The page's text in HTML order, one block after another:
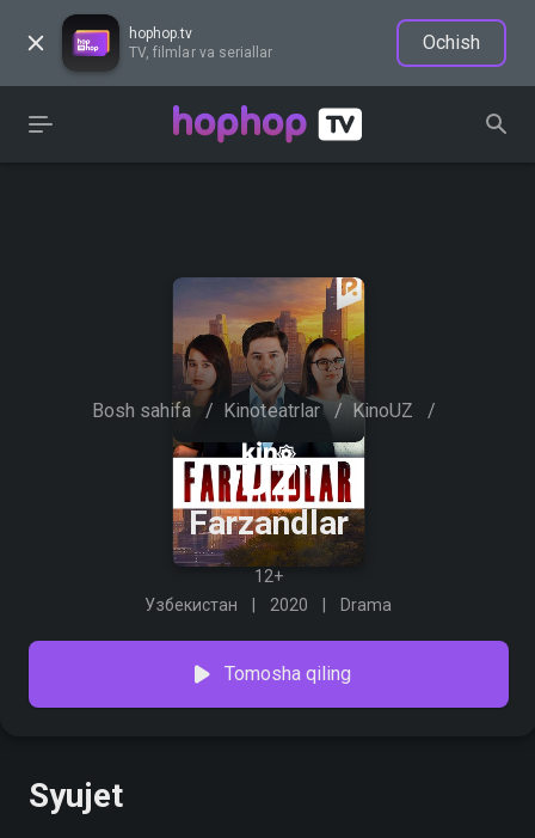
hophop.tv
TV, filmlar va seriallar
Ochish
Bosh sahifa / Kinoteatrlar / KinoUZ /
Farzandlar
12+
Узбекистан
2020 Drama
Tomosha qiling
Syujet